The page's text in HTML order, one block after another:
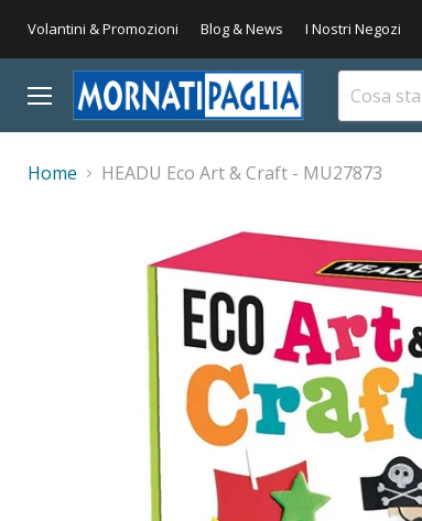
Volantini & Promozioni Blog & News I Nostri Negozi
Menu
Home HEADU Eco Art & Craft - MU27873